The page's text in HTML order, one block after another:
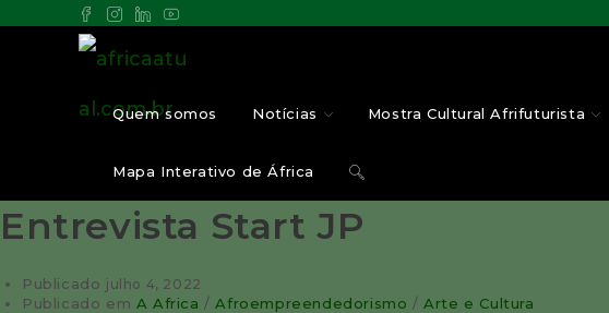
Quem somos Notícias Mostra Cultural Afrifuturista
Mapa Interativo de África
Entrevista Start JP
Publicado julho 4, 2022
Publicado em A Africa /Afroempreendedorismo /Arte e Cultura